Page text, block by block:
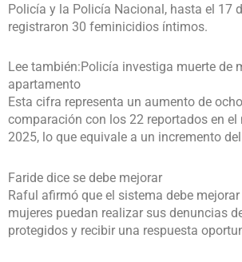
Policía y la Policía Nacional, hasta el 17
registraron 30 feminicidios íntimos.
Lee también:Policía investiga muerte de
apartamento
Esta cifra representa un aumento de
comparación con los 22 reportados en
2025, lo que equivale a un incremento
Faride dice se debe mejorar
Raful afirmó que el sistema debe
mujeres puedan realizar sus denuncias
protegidos y recibir una respuesta